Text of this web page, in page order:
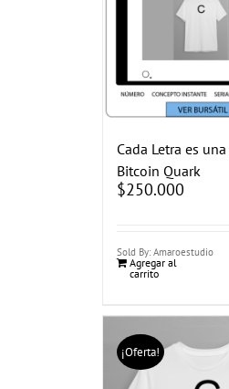
Cada Letra es
Bitcoin Quark
$250.000
Sold By: Amaroestudio
Agregar al
carrito
¡Oferta!